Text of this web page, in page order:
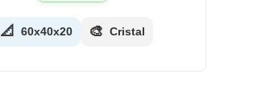
📐 60x40x20 🎨 Cristal